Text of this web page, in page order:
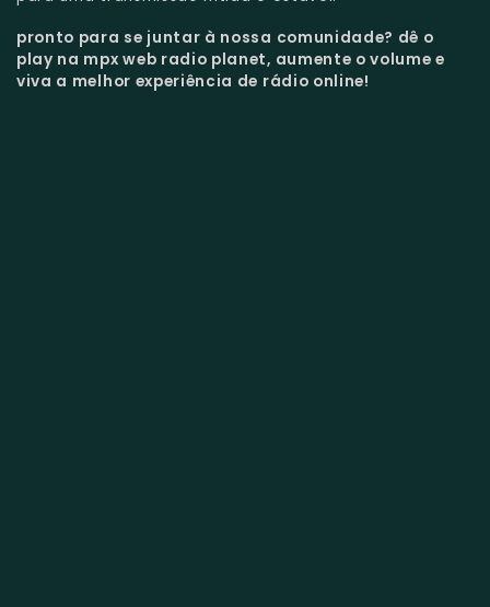
pronto para se juntar à nossa comunidade? dê o
play na mpx web radio planet, aumente o volume e
viva a melhor experiência de rádio online!